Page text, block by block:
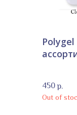
450р.
Out of